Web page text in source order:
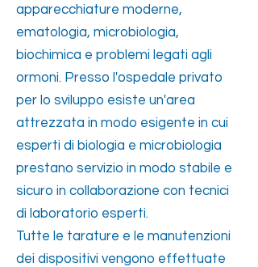
apparecchiature moderne,
ematologia, microbiologia,
biochimica e problemi legati agli
ormoni. Presso l'ospedale privato
per lo sviluppo esiste un'area
attrezzata in modo esigente in cui
esperti di biologia e microbiologia
prestano servizio in modo stabile e
sicuro in collaborazione con tecnici
di laboratorio esperti.
Tutte le tarature e le manutenzioni
dei dispositivi vengono effettuate